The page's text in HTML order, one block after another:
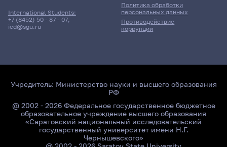
International Students:
+7 (8452) 50 - 87 - 07,
ied@sgu.ru
Политика обработки
персональных данных
Противодействие
коррупции
Учредитель: Министерство науки и высшего образования
РФ
@ 2002 - 2026 Федеральное государственное бюджетное
образовательное учреждение высшего образования
«Саратовский национальный исследовательский
государственный университет имени Н.Г.
Чернышевского»